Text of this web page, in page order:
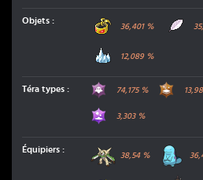
Objets : Bandeau Muscle
36,401%
12,089%
Téra types : Spectre
74,175% Sol
Poison
3,303%
Équipiers : Blindépique
38,54%